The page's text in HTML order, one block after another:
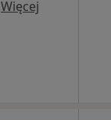
Więcej